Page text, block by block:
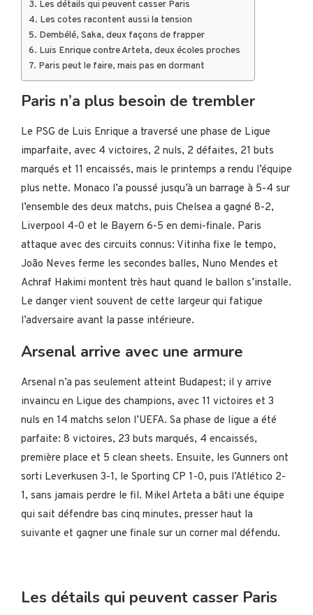
Les détails qui peuvent casser Paris
Les cotes racontent aussi la tension
Dembélé, Saka, deux façons de frapper
Luis Enrique contre Arteta, deux écoles proches
Paris peut le faire, mais pas en dormant
Paris n’a plus besoin de trembler
Le PSG de Luis Enrique a traversé une phase de Ligue
imparfaite, avec 4 victoires, 2 nuls, 2 défaites, 21 buts
marqués et 11 encaissés, mais le printemps a rendu l’équipe
plus nette. Monaco l’a poussé jusqu’à un barrage à 5-4 sur
l’ensemble des deux matchs, puis Chelsea a gagné 8-2,
Liverpool 4-0 et le Bayern 6-5 en demi-finale. Paris
attaque avec des circuits connus: Vitinha fixe le tempo,
João Neves ferme les secondes balles, Nuno Mendes et
Achraf Hakimi montent très haut quand le ballon s’installe.
Le danger vient souvent de cette largeur qui fatigue
l’adversaire avant la passe intérieure.
Arsenal arrive avec une armure
Arsenal n’a pas seulement atteint Budapest; il y arrive
invaincu en Ligue des champions, avec 11 victoires et 3
nuls en 14 matchs selon l’UEFA. Sa phase de ligue a été
parfaite: 8 victoires, 23 buts marqués, 4 encaissés,
première place et 5 clean sheets. Ensuite, les Gunners ont
sorti Leverkusen 3-1, le Sporting CP 1-0, puis l’Atlético 2-
1, sans jamais perdre le fil. Mikel Arteta a bâti une équipe
qui sait défendre bas cinq minutes, presser haut la
suivante et gagner une finale sur un corner mal défendu.
Les détails qui peuvent casser Paris